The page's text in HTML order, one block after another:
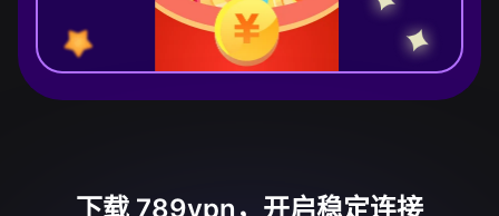
下载 789vpn，开启稳定连接